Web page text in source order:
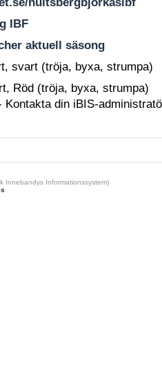
IBF
aktuell säsong
svart (tröja, byxa, strumpa)
Röd (tröja, byxa, strumpa)
Kontakta din iBIS-
Innebandys Informationssystem)